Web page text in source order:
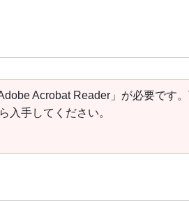
Acrobat Reader」が必要です
入手してください。